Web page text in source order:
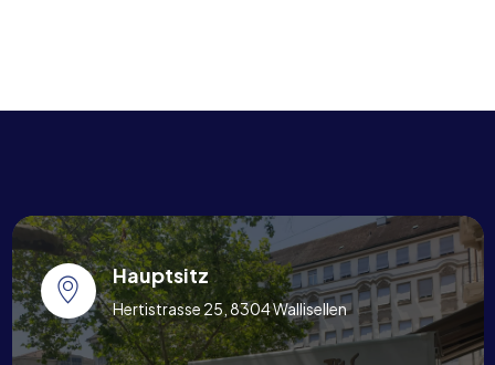
Hauptsitz
Hertistrasse 25, 8304 Wallisellen